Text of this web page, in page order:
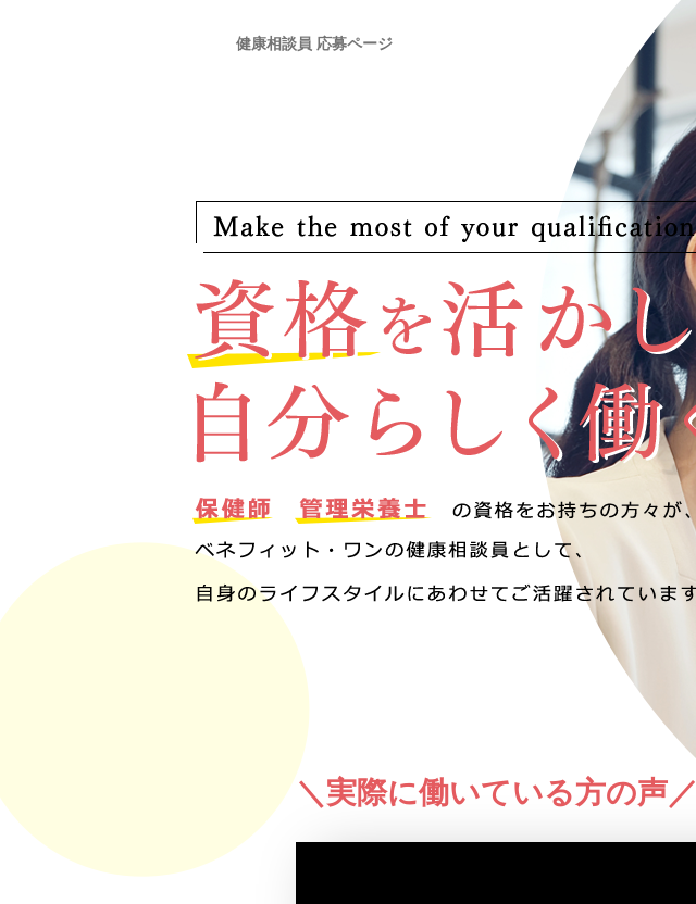
健康相談員 応募ページ
＼実際に働いている方の声／